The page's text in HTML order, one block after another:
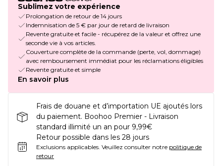
Sublimez votre expérience
Prolongation de retour de 14 jours
Indemnisation de 5 € par jour de retard de livraison
Revente gratuite et facile - récupérez de la valeur et offrez une
seconde vie à vos articles.
Couverture complète de la commande (perte, vol, dommage)
avec remboursement immédiat pour les réclamations éligibles
Revente gratuite et simple
En savoir plus
Frais de douane et d’importation UE ajoutés lors
du paiement. Boohoo Premier - Livraison
standard illimité un an pour 9,99€
Retour possible dans les 28 jours
Exclusions applicables. Veuillez consulter notre politique de
retour